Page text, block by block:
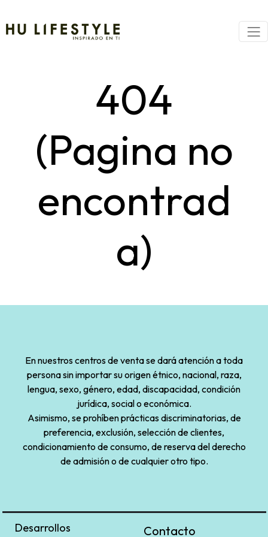
404
(Pagina no
encontrad
a)
En nuestros centros de venta se dará atención a toda
persona sin importar su origen étnico, nacional, raza,
lengua, sexo, género, edad, discapacidad, condición
jurídica, social o económica.
Asimismo, se prohíben prácticas discriminatorias, de
preferencia, exclusión, selección de clientes,
condicionamiento de consumo, de reserva del derecho
de admisión o de cualquier otro tipo.
Desarrollos Contacto